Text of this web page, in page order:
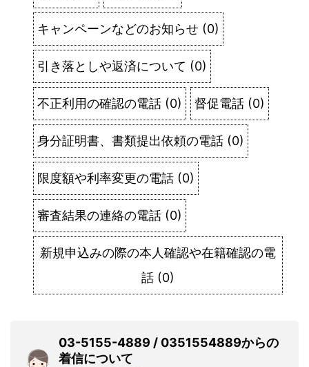
キャンペーンなどのお知らせ (0)
引き落としや返済について (0)
不正利用の確認の電話 (0) 督促電話 (0)
身分証明書、書類提出依頼の電話 (0)
限度額や利率変更の電話 (0)
審査結果の連絡の電話 (0)
新規申込みの際の本人確認や在籍確認の電
話 (0)
03-5155-4889 / 0351554889からの
着信について